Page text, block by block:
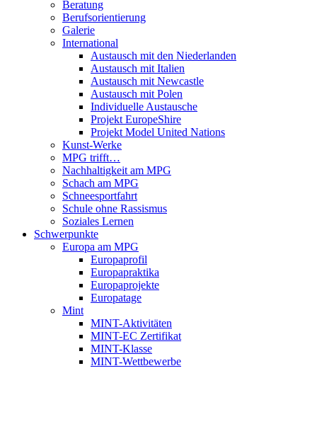
Beratung
Berufsorientierung
Galerie
International
Austausch mit den Niederlanden
Austausch mit Italien
Austausch mit Newcastle
Austausch mit Polen
Individuelle Austausche
Projekt EuropeShire
Projekt Model United Nations
Kunst-Werke
MPG trifft…
Nachhaltigkeit am MPG
Schach am MPG
Schneesportfahrt
Schule ohne Rassismus
Soziales Lernen
Schwerpunkte
Europa am MPG
Europaprofil
Europapraktika
Europaprojekte
Europatage
Mint
MINT-Aktivitäten
MINT-EC Zertifikat
MINT-Klasse
MINT-Wettbewerbe